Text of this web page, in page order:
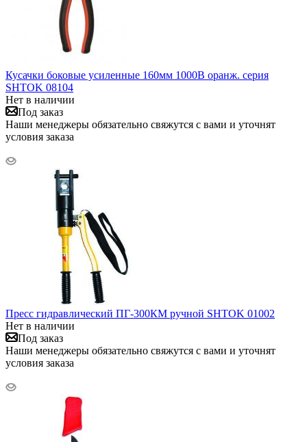
Кусачки боковые усиленные 160мм 1000В оранж. серия
SHTOK 08104
Нет в наличии
Под заказ
Наши менеджеры обязательно свяжутся с вами и уточнят
условия заказа
Пресс гидравлический ПГ-300КМ ручной SHTOK 01002
Нет в наличии
Под заказ
Наши менеджеры обязательно свяжутся с вами и уточнят
условия заказа